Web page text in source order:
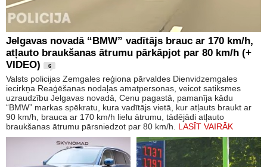
Jelgavas novadā “BMW” vadītājs brauc ar 170 km/h,
atļauto braukšanas ātrumu pārkāpjot par 80 km/h (+
VIDEO)
6
Valsts policijas Zemgales reģiona pārvaldes Dienvidzemgales
iecirkņa Reaģēšanas nodaļas amatpersonas, veicot satiksmes
uzraudzību Jelgavas novadā, Cenu pagastā, pamanīja kādu
“BMW” markas spēkratu, kura vadītājs vietā, kur atļauts braukt ar
90 km/h, brauca ar 170 km/h lielu ātrumu, tādējādi atļauto
braukšanas ātrumu pārsniedzot par 80 km/h. LASĪT VAIRĀK